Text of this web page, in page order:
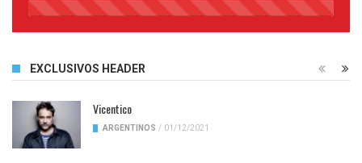
45%
EXCLUSIVOS HEADER
Vicentico
ARGENTINOS / 01/12/2021